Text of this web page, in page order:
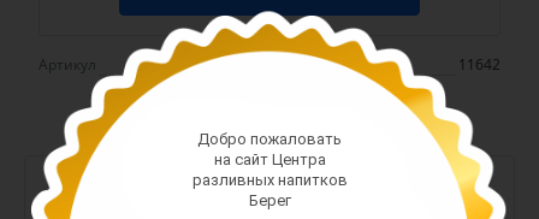
Артикул 11642
Добро пожаловать
на сайт Центра
разливных напитков
Берег